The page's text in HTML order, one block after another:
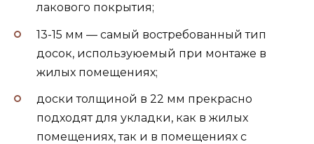
лакового покрытия;
13-15 мм — самый востребованный тип
досок, используюемый при монтаже в
жилых помещениях;
доски толщиной в 22 мм прекрасно
подходят для укладки, как в жилых
помещениях, так и в помещениях с